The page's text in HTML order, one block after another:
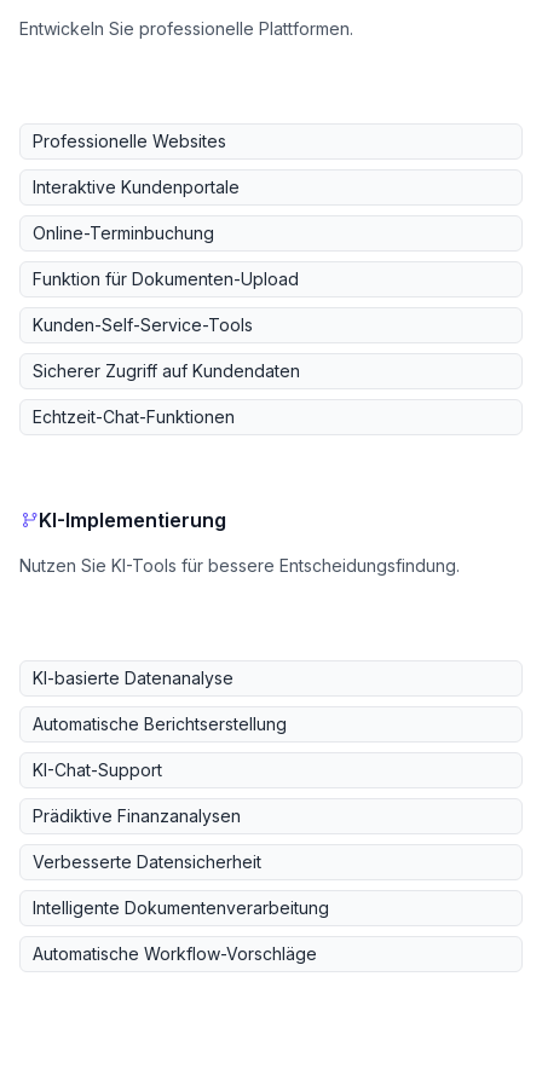
Entwickeln Sie professionelle Plattformen.
Professionelle Websites
Interaktive Kundenportale
Online-Terminbuchung
Funktion für Dokumenten-Upload
Kunden-Self-Service-Tools
Sicherer Zugriff auf Kundendaten
Echtzeit-Chat-Funktionen
KI-Implementierung
Nutzen Sie KI-Tools für bessere Entscheidungsfindung.
KI-basierte Datenanalyse
Automatische Berichtserstellung
KI-Chat-Support
Prädiktive Finanzanalysen
Verbesserte Datensicherheit
Intelligente Dokumentenverarbeitung
Automatische Workflow-Vorschläge